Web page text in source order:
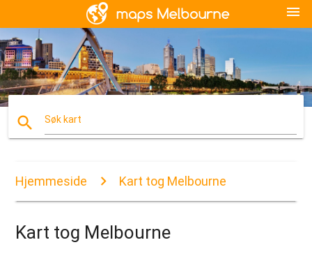
menu
search Søk kart
Hjemmeside Kart tog Melbourne
Kart tog Melbourne